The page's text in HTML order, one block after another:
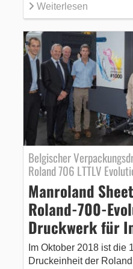
Weiterlesen
Belgischer
Roland 706 LTTLV
Manroland
Roland-700-
Druckwerk für
Im Oktober 2018 ist die
Druckeinheit der